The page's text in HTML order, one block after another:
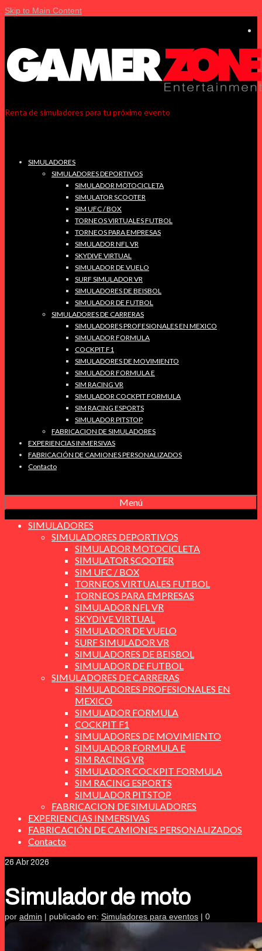
Skip to Main Content
Renta de simuladores para tu próximo evento
SIMULADORES
SIMULADORES DEPORTIVOS
SIMULADOR MOTOCICLETA
SIMULATOR SCOOTER
SIM UFC / BOX
TORNEOS VIRTUALES FUTBOL
TORNEOS PARA EMPRESAS
SIMULADOR NFL VR
SKYDIVE VIRTUAL
SIMULADOR DE VUELO
SURF SIMULADOR VR
SIMULADORES DE BEISBOL
SIMULADOR DE FUTBOL
SIMULADORES DE CARRERAS
SIMULADORES PROFESIONALES EN MEXICO
SIMULADOR FORMULA
COCKPIT F1
SIMULADORES DE MOVIMIENTO
SIMULADOR FORMULA E
SIM RACING VR
SIMULADOR COCKPIT FORMULA
SIM RACING ESPORTS
SIMULADOR PITSTOP
FABRICACION DE SIMULADORES
EXPERIENCIAS INMERSIVAS
FABRICACIÓN DE CAMIONES PERSONALIZADOS
Contacto
Menú
SIMULADORES
SIMULADORES DEPORTIVOS
SIMULADOR MOTOCICLETA
SIMULATOR SCOOTER
SIM UFC / BOX
TORNEOS VIRTUALES FUTBOL
TORNEOS PARA EMPRESAS
SIMULADOR NFL VR
SKYDIVE VIRTUAL
SIMULADOR DE VUELO
SURF SIMULADOR VR
SIMULADORES DE BEISBOL
SIMULADOR DE FUTBOL
SIMULADORES DE CARRERAS
SIMULADORES PROFESIONALES EN
MEXICO
SIMULADOR FORMULA
COCKPIT F1
SIMULADORES DE MOVIMIENTO
SIMULADOR FORMULA E
SIM RACING VR
SIMULADOR COCKPIT FORMULA
SIM RACING ESPORTS
SIMULADOR PITSTOP
FABRICACION DE SIMULADORES
EXPERIENCIAS INMERSIVAS
FABRICACIÓN DE CAMIONES PERSONALIZADOS
Contacto
26 Abr 2026
Simulador de moto
por admin | publicado en: Simuladores para eventos | 0